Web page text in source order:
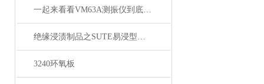
一起来看看VM63A测振仪到底有些什么特点？
绝缘浸渍制品之SUTE易浸型非织布介绍
3240环氧板